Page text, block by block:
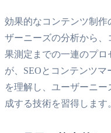
効果的なコンテンツ制
ザーニーズの分析から
果測定までの一連のプ
が、SEOとコンテンツ
を理解し、ユーザーニ
成する技術を習得します